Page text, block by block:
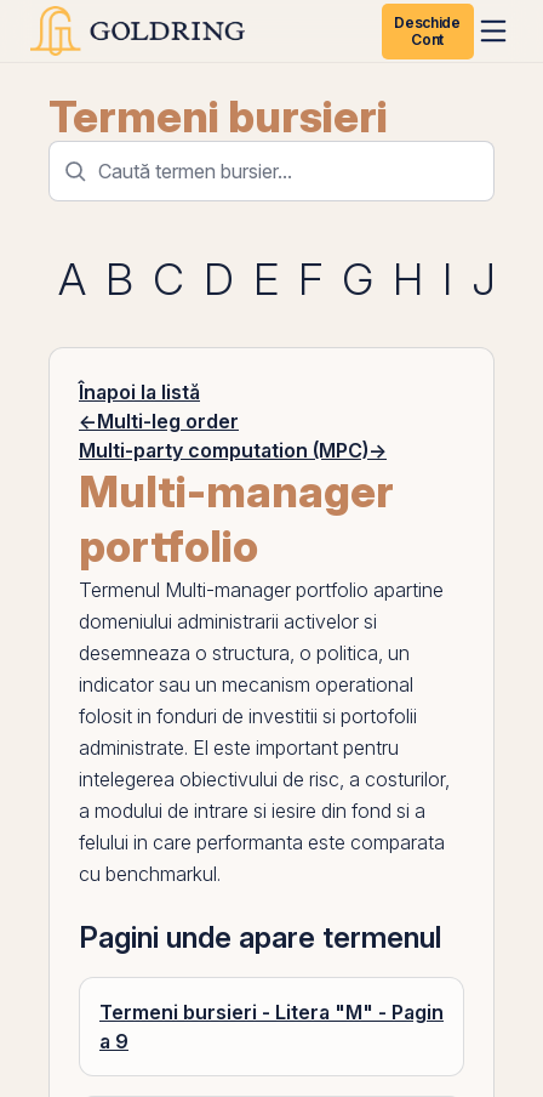
Deschide
Cont
Termeni bursieri
A B C D E F G H I J
Înapoi la listă
←Multi-leg order
Multi-party computation (MPC)→
Multi-manager
portfolio
Termenul Multi-manager portfolio apartine
domeniului administrarii activelor si
desemneaza o structura, o politica, un
indicator sau un mecanism operational
folosit in fonduri de investitii si portofolii
administrate. El este important pentru
intelegerea obiectivului de risc, a costurilor,
a modului de intrare si iesire din fond si a
felului in care performanta este comparata
cu benchmarkul.
Pagini unde apare termenul
Termeni bursieri - Litera "M" - Pagin
a 9